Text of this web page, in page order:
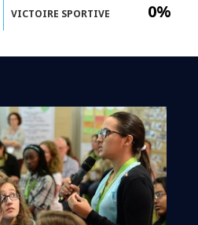
0%
VICTOIRE SPORTIVE